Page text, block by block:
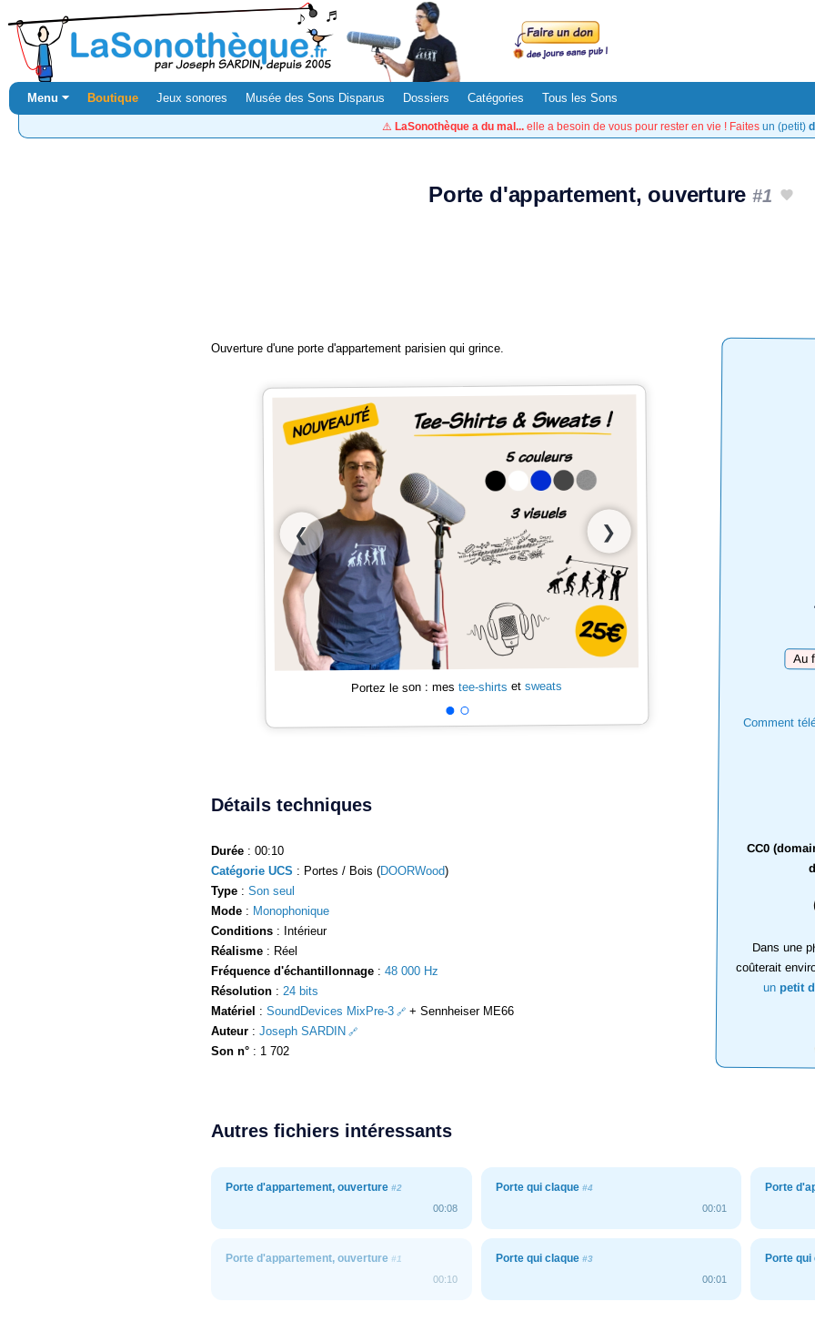
Menu ⏷ Boutique Jeux sonores Musée des Sons Disparus Dossiers Catégories Tous les Sons
⚠️ LaSonothèque a du mal... elle a besoin de vous pour rester en vie ! Faites un (petit)
Porte d'appartement, ouverture #1
Comment
CC0
Dans une
coûterait
un petit
Ouverture d'une porte d'appartement parisien qui grince.
❮ ❯
Portez le son : mestee-shirts etsweats
Détails techniques
Durée : 00:10
Catégorie UCS : Portes / Bois (DOORWood)
Type : Son seul
Mode : Monophonique
Conditions : Intérieur
Réalisme : Réel
Fréquence d'échantillonnage : 48 000 Hz
Résolution : 24 bits
Matériel : SoundDevices MixPre-3
+ Sennheiser ME66
Auteur : Joseph SARDIN
Son n° : 1 702
Autres fichiers intéressants
Porte d'appartement, ouverture #2
00:08
Porte qui claque #4
00:01
Porte
Porte d'appartement, ouverture #1
00:10
Porte qui claque #3
00:01
Porte